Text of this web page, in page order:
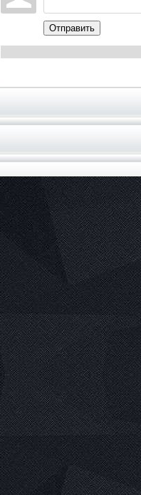
Отправить